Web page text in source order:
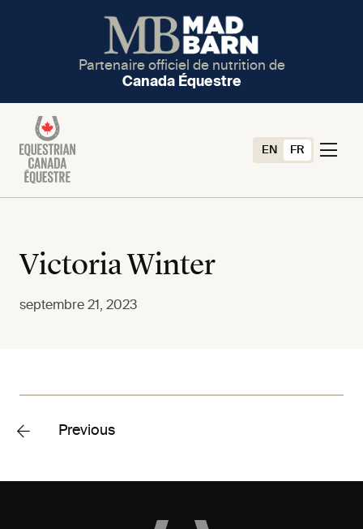
Partenaire officiel de nutrition de
Canada Équestre
EN FR
Victoria Winter
septembre 21, 2023
Previous